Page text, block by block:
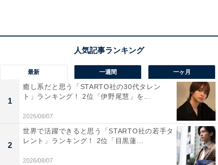
2位： 2021年3位からランクアップの「三養基郡基
山町」
最新 一週間 一ヶ月
1
癒し系だと思う「STARTO社の30代タレン
ト」ランキング！ 2位「伊野尾慧」を...
2026/08/07
2
世界で活躍できると思う「STARTO社の若手タ
レント」ランキング！ 2位「目黒蓮...
2026/08/07